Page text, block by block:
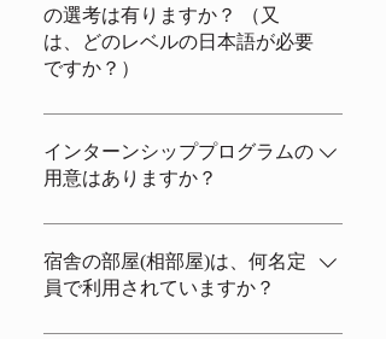
の選考は有りますか？ （又
は、どのレベルの日本語が必要
ですか？）
英語での選考は検討したことはありま
すが、実施したことは有りません。 す
べての職場、寮等の環境において、日
度の日本語力が必要です。
インターンシッププログラムの
用意はありますか？
最初からの準備は有りません。期間と
目的を確認させていただき、相談させ
て下さい。
宿舎の部屋(相部屋)は、何名定
員で利用されていますか？